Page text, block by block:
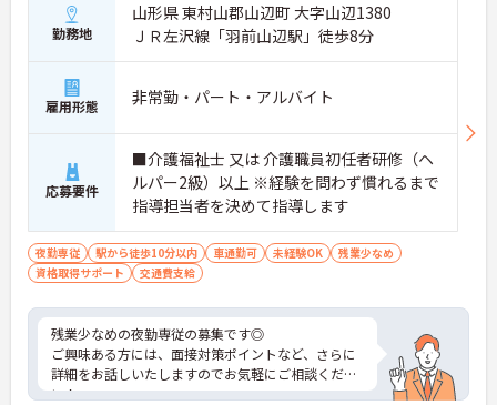
勤務地
山形県 東村山郡山辺町 大字山辺1380
ＪＲ左沢線「羽前山辺駅」徒歩8分
雇用形態 非常勤・パート・アルバイト
応募要件
■介護福祉士 又は 介護職員初任者研修（ヘ
ルパー2級）以上 ※経験を問わず慣れるまで
指導担当者を決めて指導します
夜勤専従 駅から徒歩10分以内 車通勤可 未経験OK
残業少なめ
資格取得サポート
交通費支給
残業少なめの夜勤専従の募集です◎
ご興味ある方には、面接対策ポイントなど、さらに
詳細をお話しいたしますのでお気軽にご相談くださ
い！